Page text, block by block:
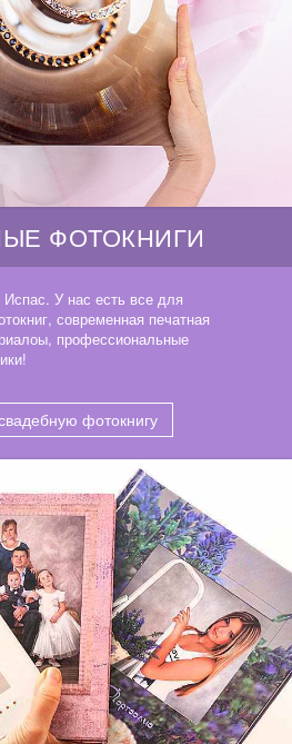
ФОТОКНИГИ
У нас есть все для
современная печатная
профессиональные
фотокнигу